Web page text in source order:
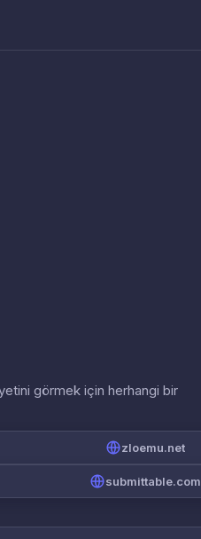
görmek için herhangi bir
zloemu.net
submittable.com